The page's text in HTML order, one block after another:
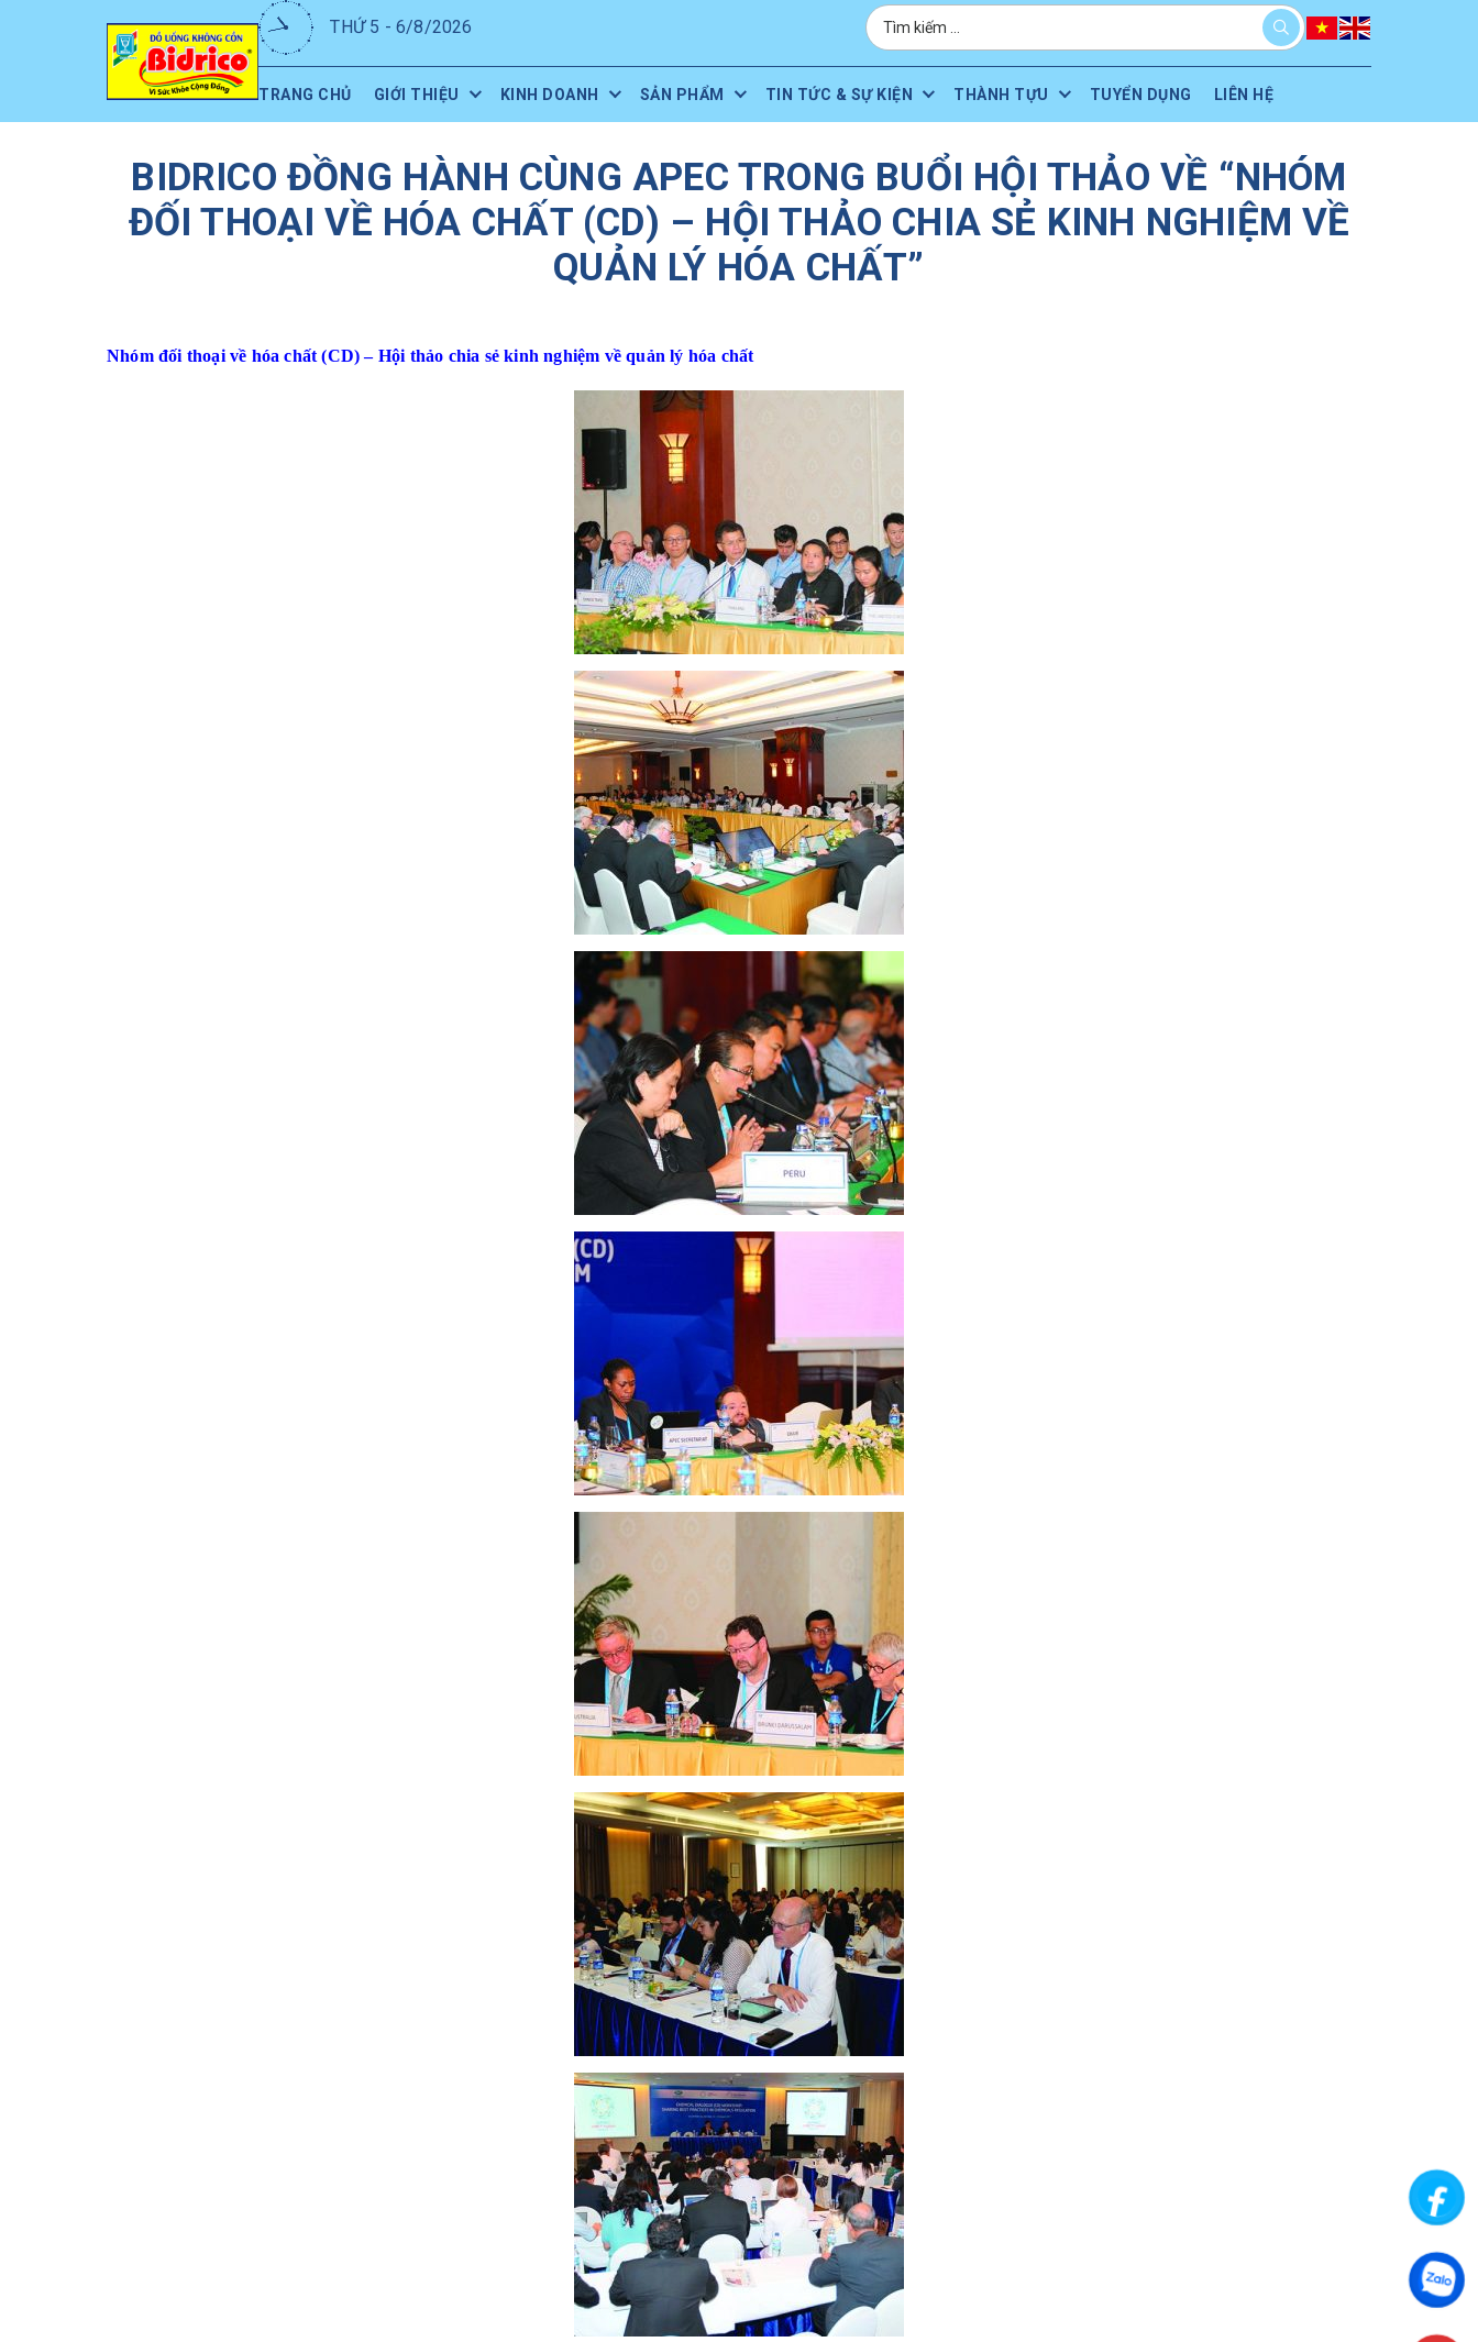
TRANG CHỦ GIỚI THIỆU KINH DOANH SẢN PHẨM TIN TỨC & SỰ KIỆN THÀNH TỰU TUYỂN DỤNG LIÊN HỆ
THỨ 5 - 6/8/2026
BIDRICO ĐỒNG HÀNH CÙNG APEC TRONG BUỔI HỘI THẢO VỀ “NHÓM
ĐỐI THOẠI VỀ HÓA CHẤT (CD) – HỘI THẢO CHIA SẺ KINH NGHIỆM VỀ
QUẢN LÝ HÓA CHẤT”
Nhóm đối thoại về hóa chất (CD) – Hội thảo chia sẻ kinh nghiệm về quản lý hóa chất